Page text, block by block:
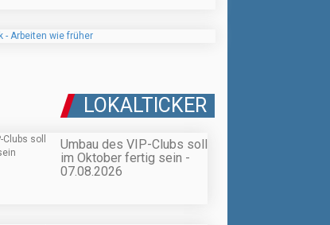
LOKALTICKER
Umbau des VIP-Clubs soll
im Oktober fertig sein -
07.08.2026